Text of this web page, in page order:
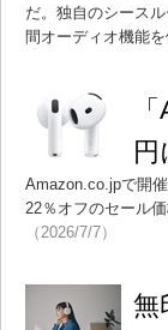
だ。独自のシース
間オーディオ機能を
円
Amazon.co.jpで開
22％オフのセール
（2026/7/7）
無